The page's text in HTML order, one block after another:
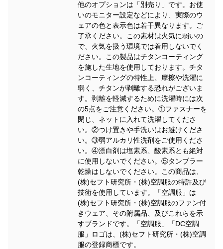
他のオプションは「別売り」です。お使
いのモニター設定などにより、実際のウ
ェアの色と表示色は若干異なります。ご
了承ください。この素材は火気に弱いの
で、火気を扱う環境では着用しないでく
ださい。この製品はチタンコーティング
を施した生地を使用しております。チタ
ンコーティングの特性上、摩擦や洗濯に
弱く、チタンが剥離する恐れがございま
す。剥離を軽減するために洗濯時には次
の5点をご注意ください。①ファスナーを
閉じ、ネットに入れて洗濯してくださ
い。②つけ置きや手洗いはお避けくださ
い。③弱アルカリ性洗剤をご使用くださ
い。④漂白剤は塩素系、酸素系とも絶対
に使用しないでください。⑤タンブラー
乾燥はしないでください。この商品は、
(株)セフト研究所・(株)空調服の特許及び
技術を使用しています。「空調服」は
(株)セフト研究所・(株)空調服のファン付
きウェア、その附属品、及びこれらを示
すブランドです。「空調服」「DC空調
服」ロゴは、(株)セフト研究所・(株)空調
服の登録商標です。